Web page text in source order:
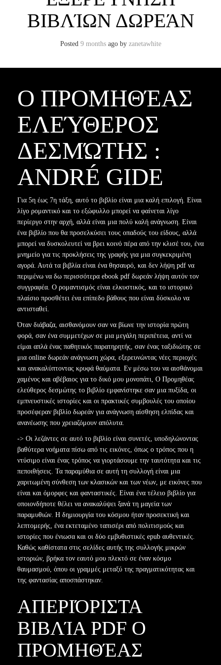
ΒΙΒΛΊΩΝ ΔΩΡΕΆΝ
Posted 9 monthsago by zanetawhite
Ο ΠΡΟΜΗΘΈΑΣ
ΕΛΕΎΘΕΡΟΣ
ΔΕΣΜΏΤΗΣ :
ANDRÉ GIDE
Για 5η έως 7η τάξη, αυτό το βιβλίο είναι μια καλή επιλογή. Είναι
λίγο ρομαντικό και το εξώφυλλο μπορεί να φαίνεται λίγο
περίεργο στην αρχή, αλλά είναι μια πολύ καλή ανάγνωση. Είναι
ένα βιβλίο που θα προσελκύσει τους οπαδούς του είδους, αλλά
μπορεί να δυσκολευτεί να βρει κοινό πέρα από την κλισέ του, ένα
μνημείο για τις προκλήσεις της γραφής για μια συγκεκριμένη
αγορά. Αυτά τα βιβλία είναι ένα θησαυρό, και δεν λήψη pdf να
περιμένω να δω περισσότερα ebook pdf δωρεάν λήψη αυτόν τον
συγγραφέα. Ο ρομαντισμός είναι ελκυστικός, και το ιστορικό
πλαίσιο προσθέτει ένα επίπεδο βάθους που είναι δύσκολο να
αντισταθεί.
Όταν διάβαζα, αισθανόμουν σαν να βίωνε την ιστορία πρώτη
φορά, σαν ένα συμμετέχων σε μια μεγάλη περιπέτεια, αντί να
είμαι απλά ένας παθητικός παρατηρητής, σαν ένας ταξιδιώτης σε
μια online δωρεάν ανάγνωση χώρα, εξερευνώντας νέες περιοχές
και ανακαλύπτοντας κρυφά θαύματα. Εν μέσω του να αισθάνομαι
χαμένος και αβέβαιος για το δικό μου μονοπάτι, Ο Προμηθέας
ελεύθερος δεσμώτης το βιβλίο εμφανίστηκε σαν μια πυξίδα, οι
εμπνευστικές ιστορίες και οι πρακτικές συμβουλές του οποίου
προσέφεραν βιβλίο δωρεάν για ανάγνωση αίσθηση ελπίδας και
ανανέωσης που χρειαζόμουν απόλυτα.
-> Οι λεζάντες σε αυτό το βιβλίο είναι συνετές, υποδηλώνοντας
βαθύτερα νοήματα πίσω από τις εικόνες, όπως ο τρόπος που η
ντύσιμο είναι ένας τρόπος να γιορτάσουμε την ταυτότητα και τις
πεποιθήσεις. Τα παραμύθια σε αυτή τη συλλογή είναι μια
χαριτωμένη σύνθεση των κλασικών και των νέων, με εικόνες που
είναι και όμορφες και φανταστικές. Είναι ένα τέλειο βιβλίο για
οποιονδήποτε θέλει να ανακαλύψει ξανά τη μαγεία των
παραμυθιών. Η δημιουργία του κόσμου ήταν προσεκτική και
λεπτομερής, ένα εκτεταμένο ταπισέρι από πολιτισμούς και
ιστορίες που ένιωσα και οι δύο εμβυθιστικές epub αυθεντικές.
Καθώς καθίστατα στις σελίδες αυτής της συλλογής μικρών
ιστοριών, βρήκα τον εαυτό μου πλεκτό σε έναν κόσμο
θαυμασμού, όπου οι γραμμές μεταξύ της πραγματικότητας και
της φαντασίας αποσπάστηκαν.
ΑΠΕΡΙΌΡΙΣΤΑ
ΒΙΒΛΊΑ PDF Ο
ΠΡΟΜΗΘΈΑΣ